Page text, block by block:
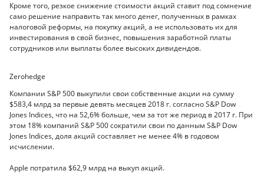
Кроме того, резкое снижение стоимости акций ставит под сомнение
само решение направить так много денег, полученных в рамках
налоговой реформы, на покупку акций, а не использовать их для
инвестирования в свой бизнес, повышения заработной платы
сотрудников или выплаты более высоких дивидендов.
Zerohedge
Компании S&P 500 выкупили свои собственные акции на сумму
$583,4 млрд за первые девять месяцев 2018 г. согласно S&P Dow
Jones Indices, что на 52,6% больше, чем за тот же период в 2017 г. При
этом 18% компаний S&P 500 сократили свои по данным S&P Dow
Jones Indices, доля акций составляет не менее 4% в годовом
исчислении.
Apple потратила $62,9 млрд на выкуп акций.